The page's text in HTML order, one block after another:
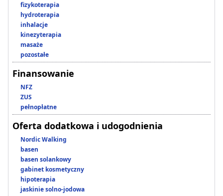
fizykoterapia
hydroterapia
inhalacje
kinezyterapia
masaże
pozostałe
Finansowanie
NFZ
ZUS
pełnopłatne
Oferta dodatkowa i udogodnienia
Nordic Walking
basen
basen solankowy
gabinet kosmetyczny
hipoterapia
jaskinie solno-jodowa